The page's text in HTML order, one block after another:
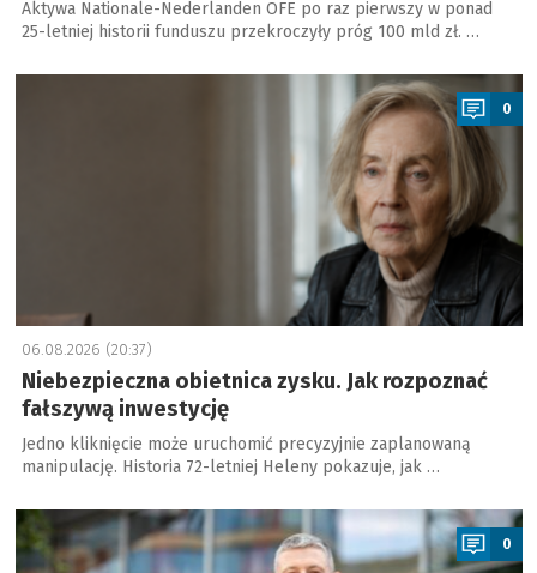
Aktywa Nationale-Nederlanden OFE po raz pierwszy w ponad
25-letniej historii funduszu przekroczyły próg 100 mld zł. …
a
0
06.08.2026 (20:37)
Niebezpieczna obietnica zysku. Jak rozpoznać
fałszywą inwestycję
Jedno kliknięcie może uruchomić precyzyjnie zaplanowaną
manipulację. Historia 72-letniej Heleny pokazuje, jak …
a
0